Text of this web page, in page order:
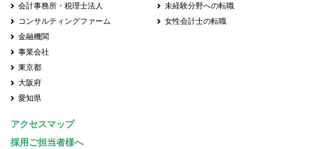
会計事務所・税理士法人
コンサルティングファーム
金融機関
事業会社
東京都
大阪府
愛知県
未経験分野への転職
女性会計士の転職
アクセスマップ
採用ご担当者様へ